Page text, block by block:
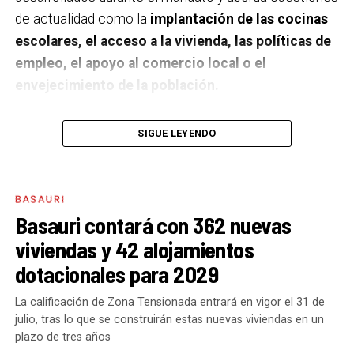
de actualidad como la implantación de las cocinas
escolares, el acceso a la vivienda, las políticas de
empleo, el apoyo al comercio local o el
envejecimiento de la población.
A un año de acabar la legislatura, ¿qué balance
haces de la gestión del PSE en tus áreas dentro
del equipo de gobierno y qué proyectos
los gobiernos sirve para transformar y mejorar la vida
de las personas y, por eso, tan importante como la
gestión en las áreas de nuestra responsabilidad es la
impronta que marcamos en cuáles son las prioridades
del equipo de gobierno.
SIGUE LEYENDO
BASAURI
Basauri contará con 362 nuevas
viviendas y 42 alojamientos
dotacionales para 2029
La calificación de Zona Tensionada entrará en vigor el 31 de
julio, tras lo que se construirán estas nuevas viviendas en un
plazo de tres años